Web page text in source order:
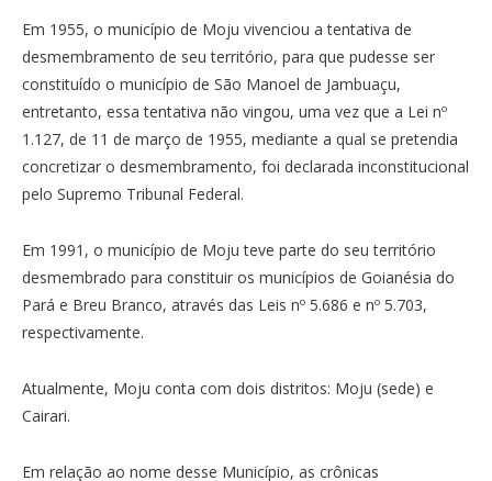
Em 1955, o município de Moju vivenciou a tentativa de
desmembramento de seu território, para que pudesse ser
constituído o município de São Manoel de Jambuaçu,
entretanto, essa tentativa não vingou, uma vez que a Lei nº
1.127, de 11 de março de 1955, mediante a qual se pretendia
concretizar o desmembramento, foi declarada inconstitucional
pelo Supremo Tribunal Federal.
Em 1991, o município de Moju teve parte do seu território
desmembrado para constituir os municípios de Goianésia do
Pará e Breu Branco, através das Leis nº 5.686 e nº 5.703,
respectivamente.
Atualmente, Moju conta com dois distritos: Moju (sede) e
Cairari.
Em relação ao nome desse Município, as crônicas